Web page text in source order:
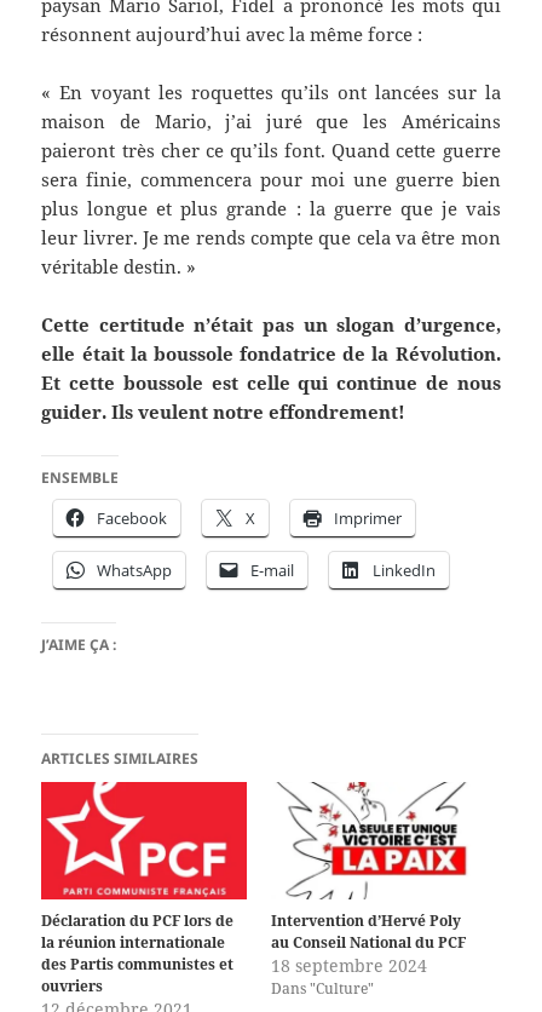
résonnent aujourd’hui avec la même force :
« En voyant les roquettes qu’ils ont lancées sur la
maison de Mario, j’ai juré que les Américains
paieront très cher ce qu’ils font. Quand cette guerre
sera finie, commencera pour moi une guerre bien
plus longue et plus grande : la guerre que je vais
leur livrer. Je me rends compte que cela va être mon
véritable destin. »
Cette certitude n’était pas un slogan d’urgence,
elle était la boussole fondatrice de la Révolution.
Et cette boussole est celle qui continue de nous
guider. Ils veulent notre effondrement!
ENSEMBLE
Facebook X Imprimer
WhatsApp E-mail LinkedIn
J’AIME ÇA :
ARTICLES SIMILAIRES
Déclaration du PCF lors de
la réunion internationale
des Partis communistes et
ouvriers
Intervention d’Hervé Poly
au Conseil National du PCF
18 septembre 2024
Dans "Culture"